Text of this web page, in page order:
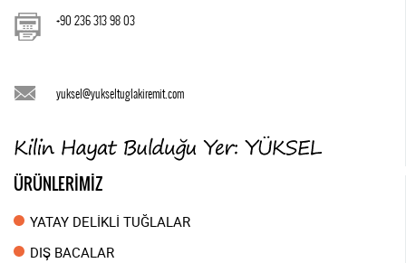
+90 236 313 98 03
yuksel@yukseltuglakiremit.com
ÜRÜNLERİMİZ
YATAY DELİKLİ TUĞLALAR
DIŞ BACALAR